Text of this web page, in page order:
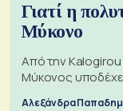
Γιατί η
Μύκονο
Από την Kalogirou
Μύκονος
Αλεξάνδρα